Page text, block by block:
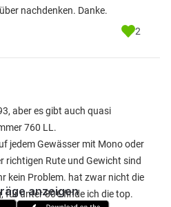
nachdenken. Danke.
2
aber es gibt auch quasi
760 LL.
jedem Gewässer mit Mono oder
richtigen Rute und Gewicht sind
kein Problem. hat zwar nicht die
für unter 80€ finde ich die top.
anzeigen